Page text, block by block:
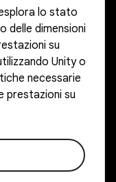
lo stato
delle dimensioni
su
Unity o
necessarie
prestazioni su